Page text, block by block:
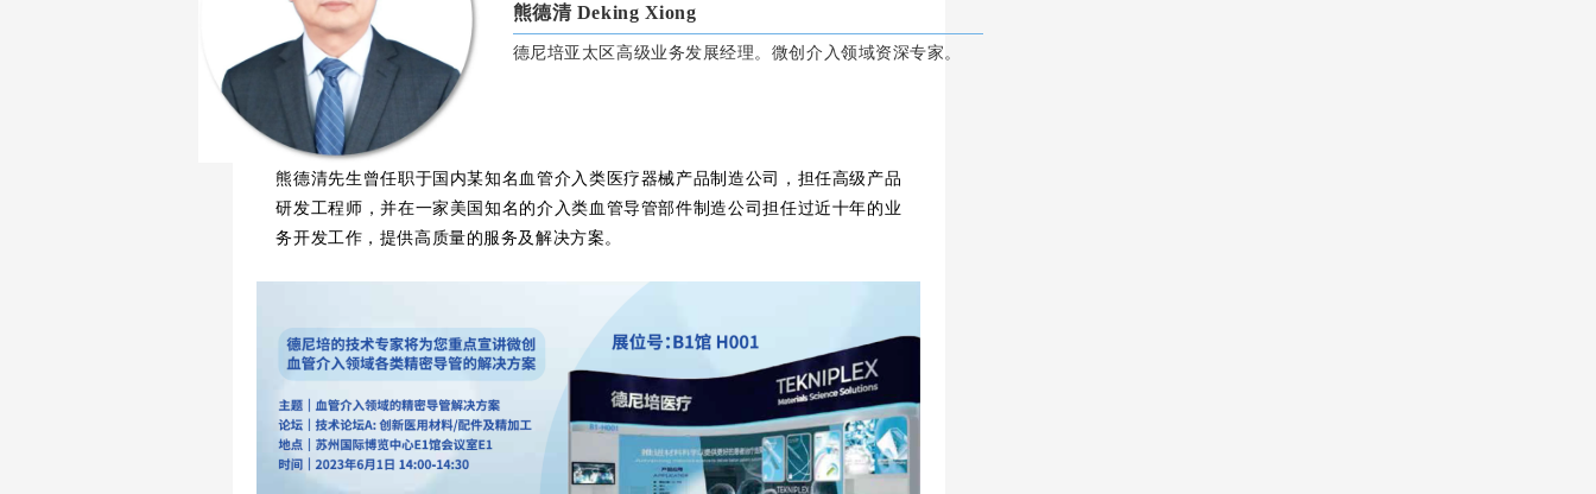
熊德清 Deking Xiong
德尼培亚太区高级业务发展经理。微创介入领域资深专家。
熊德清先生曾任职于国内某知名血管介入类医疗器械产品制造公司，担任高级产品
研发工程师，并在一家美国知名的介入类血管导管部件制造公司担任过近十年的业
务开发工作，提供高质量的服务及解决方案。